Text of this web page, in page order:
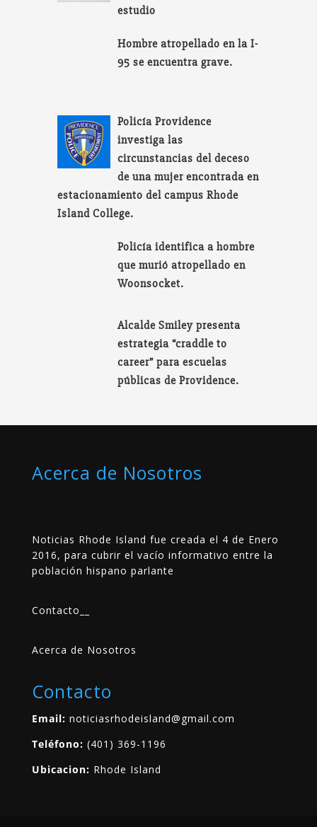
estudio
Hombre atropellado en la I-
95 se encuentra grave.
Policía Providence
investiga las
circunstancias del deceso
de una mujer encontrada en
estacionamiento del campus Rhode
Island College.
Policía identifica a hombre
que murió atropellado en
Woonsocket.
Alcalde Smiley presenta
estrategia “craddle to
career” para escuelas
públicas de Providence.
Acerca de Nosotros
Noticias Rhode Island fue creada el 4 de Enero
2016, para cubrir el vacío informativo entre la
población hispano parlante
Contacto
Acerca de Nosotros
Contacto
Email: noticiasrhodeisland@gmail.com
Teléfono: (401) 369-1196
Ubicacion: Rhode Island